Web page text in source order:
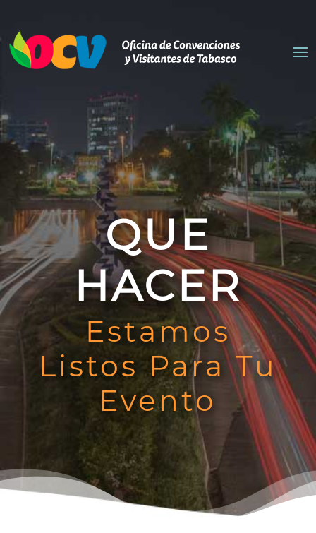
QUE
HACER
Estamos
Listos Para Tu
Evento